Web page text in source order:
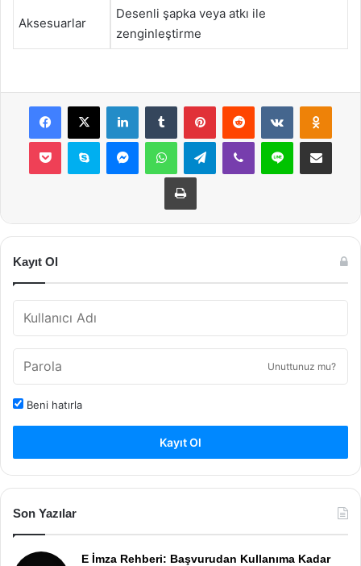
Aksesuarlar
Desenli şapka veya atkı ile
zenginleştirme
Facebook
X LinkedInTumblr PinterestReddit VKontakte
Pocket Skype MessengerWhatsAppTelegramViber Line E-Posta ile
Yazdır
Kayıt Ol
Unuttunuz mu?
Beni hatırla
Kayıt Ol
Son Yazılar
E İmza Rehberi: Başvurudan Kullanıma Kadar